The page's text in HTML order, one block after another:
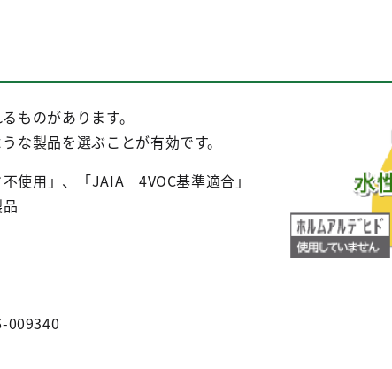
ものがあります。
な製品を選ぶことが有効です。
使用」、「JAIA 4VOC基準適合」
009340